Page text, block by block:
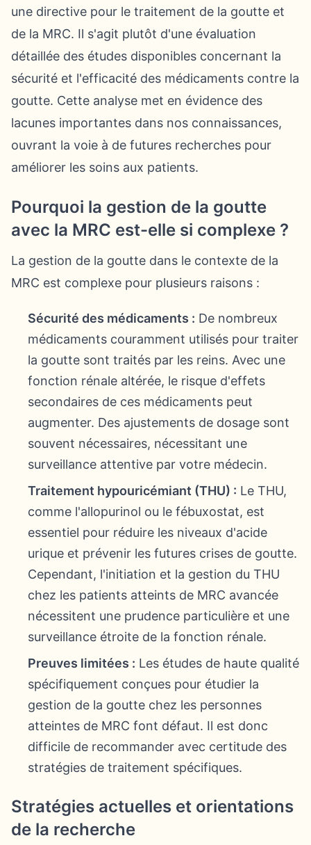
une directive pour le traitement de la goutte et
de la MRC. Il s'agit plutôt d'une évaluation
détaillée des études disponibles concernant la
sécurité et l'efficacité des médicaments contre la
goutte. Cette analyse met en évidence des
lacunes importantes dans nos connaissances,
ouvrant la voie à de futures recherches pour
améliorer les soins aux patients.
Pourquoi la gestion de la goutte
avec la MRC est-elle si complexe ?
La gestion de la goutte dans le contexte de la
MRC est complexe pour plusieurs raisons :
Sécurité des médicaments : De nombreux
médicaments couramment utilisés pour traiter
la goutte sont traités par les reins. Avec une
fonction rénale altérée, le risque d'effets
secondaires de ces médicaments peut
augmenter. Des ajustements de dosage sont
souvent nécessaires, nécessitant une
surveillance attentive par votre médecin.
Traitement hypouricémiant (THU) : Le THU,
comme l'allopurinol ou le fébuxostat, est
essentiel pour réduire les niveaux d'acide
urique et prévenir les futures crises de goutte.
Cependant, l'initiation et la gestion du THU
chez les patients atteints de MRC avancée
nécessitent une prudence particulière et une
surveillance étroite de la fonction rénale.
Preuves limitées : Les études de haute qualité
spécifiquement conçues pour étudier la
gestion de la goutte chez les personnes
atteintes de MRC font défaut. Il est donc
difficile de recommander avec certitude des
stratégies de traitement spécifiques.
Stratégies actuelles et orientations
de la recherche